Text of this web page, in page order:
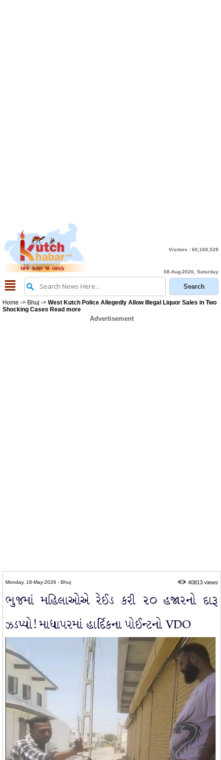
Visitors : 60,160,528
08-Aug-2026, Saturday
Home -> Bhuj -> West Kutch Police Allegedly Allow Illegal Liquor Sales in Two
Shocking Cases Read more
Advertisement
Monday, 18-May-2026 - Bhuj 40813 views
ભુજમાં મહિલાઓએ રેઈડ કરી ૨૦ હજારનો દારૂ
ઝડપ્યો! માધાપરમાં હાર્દિકના પોઈન્ટનો VDO